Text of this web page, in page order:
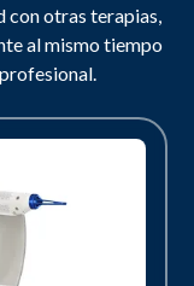
con otras terapias,
al mismo tiempo